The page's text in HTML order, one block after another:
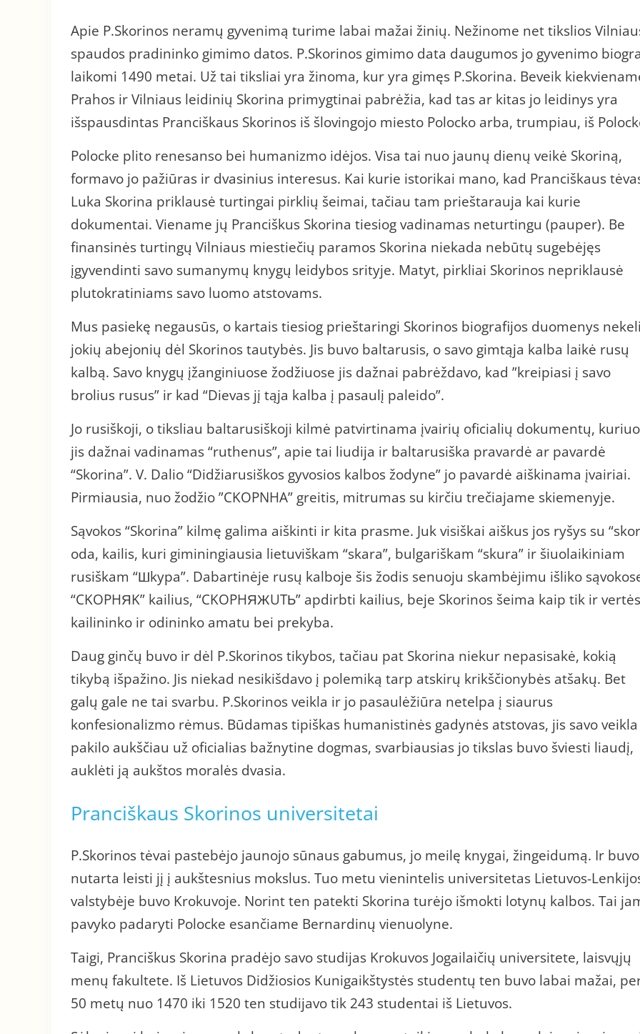
Apie P.Skorinos neramų gyvenimą turime labai mažai žinių. Nežinome net tikslios
spaudos pradininko gimimo datos. P.Skorinos gimimo data daugumos jo gyvenimo
laikomi 1490 metai. Už tai tiksliai yra žinoma, kur yra gimęs P.Skorina. Beveik
Prahos ir Vilniaus leidinių Skorina primygtinai pabrėžia, kad tas ar kitas jo leidinys yra
išspausdintas Pranciškaus Skorinos iš šlovingojo miesto Polocko arba, trumpiau, iš
Polocke plito renesanso bei humanizmo idėjos. Visa tai nuo jaunų dienų veikė Skoriną,
formavo jo pažiūras ir dvasinius interesus. Kai kurie istorikai mano, kad Pranciškaus
Luka Skorina priklausė turtingai pirklių šeimai, tačiau tam prieštarauja kai kurie
dokumentai. Viename jų Pranciškus Skorina tiesiog vadinamas neturtingu (pauper). Be
finansinės turtingų Vilniaus miestiečių paramos Skorina niekada nebūtų sugebėjęs
įgyvendinti savo sumanymų knygų leidybos srityje. Matyt, pirkliai Skorinos nepriklausė
plutokratiniams savo luomo atstovams.
Mus pasiekę negausūs, o kartais tiesiog prieštaringi Skorinos biografijos duomenys
jokių abejonių dėl Skorinos tautybės. Jis buvo baltarusis, o savo gimtąja kalba laikė rusų
kalbą. Savo knygų įžanginiuose žodžiuose jis dažnai pabrėždavo, kad ”kreipiasi į savo
brolius rusus” ir kad “Dievas jį tąja kalba į pasaulį paleido”.
Jo rusiškoji, o tiksliau baltarusiškoji kilmė patvirtinama įvairių oficialių dokumentų,
jis dažnai vadinamas “ruthenus”, apie tai liudija ir baltarusiška pravardė ar pavardė
“Skorina”. V. Dalio “Didžiarusiškos gyvosios kalbos žodyne” jo pavardė aiškinama įvairiai.
Pirmiausia, nuo žodžio ”CKOPNHA” greitis, mitrumas su kirčiu trečiajame skiemenyje.
Sąvokos “Skorina” kilmę galima aiškinti ir kita prasme. Juk visiškai aiškus jos ryšys su
oda, kailis, kuri giminingiausia lietuviškam “skara”, bulgariškam “skura” ir šiuolaikiniam
rusiškam “Шkypa”. Dabartinėje rusų kalboje šis žodis senuoju skambėjimu išliko
“CKOPHЯK” kailius, “CKOPHЯЖUTЬ” apdirbti kailius, beje Skorinos šeima kaip tik ir
kailininko ir odininko amatu bei prekyba.
Daug ginčų buvo ir dėl P.Skorinos tikybos, tačiau pat Skorina niekur nepasisakė, kokią
tikybą išpažino. Jis niekad nesikišdavo į polemiką tarp atskirų krikščionybės atšakų. Bet
galų gale ne tai svarbu. P.Skorinos veikla ir jo pasaulėžiūra netelpa į siaurus
konfesionalizmo rėmus. Būdamas tipiškas humanistinės gadynės atstovas, jis savo veikla
pakilo aukščiau už oficialias bažnytine dogmas, svarbiausias jo tikslas buvo šviesti liaudį,
auklėti ją aukštos moralės dvasia.
Pranciškaus Skorinos universitetai
P.Skorinos tėvai pastebėjo jaunojo sūnaus gabumus, jo meilę knygai, žingeidumą. Ir buvo
nutarta leisti jį į aukštesnius mokslus. Tuo metu vienintelis universitetas Lietuvos-
valstybėje buvo Krokuvoje. Norint ten patekti Skorina turėjo išmokti lotynų kalbos. Tai
pavyko padaryti Polocke esančiame Bernardinų vienuolyne.
Taigi, Pranciškus Skorina pradėjo savo studijas Krokuvos Jogailaičių universitete, laisvųjų
menų fakultete. Iš Lietuvos Didžiosios Kunigaikštystės studentų ten buvo labai mažai,
50 metų nuo 1470 iki 1520 ten studijavo tik 243 studentai iš Lietuvos.